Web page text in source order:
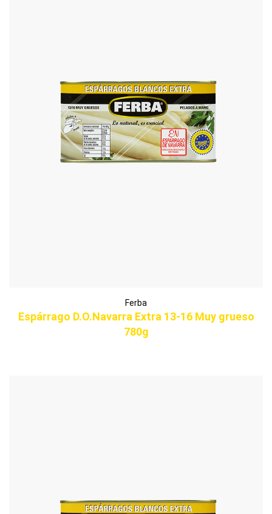
Ferba
Espárrago D.O.Navarra Extra 13-16 Muy grueso
780g